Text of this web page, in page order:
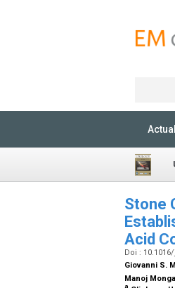
Stone
Acid
Doi :
Giovanni S.
Manoj Monga
a